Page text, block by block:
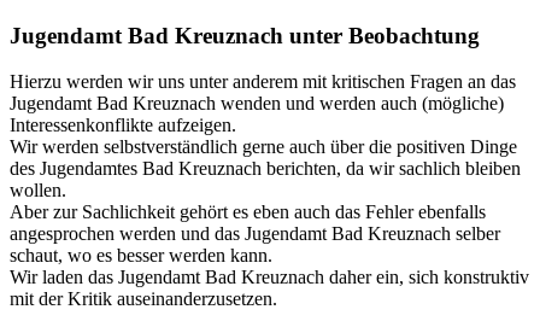
Jugendamt Bad Kreuznach unter Beobachtung
Hierzu werden wir uns unter anderem mit kritischen Fragen an das
Jugendamt Bad Kreuznach wenden und werden auch (mögliche)
Interessenkonflikte aufzeigen.
Wir werden selbstverständlich gerne auch über die positiven Dinge
des Jugendamtes Bad Kreuznach berichten, da wir sachlich bleiben
wollen.
Aber zur Sachlichkeit gehört es eben auch das Fehler ebenfalls
angesprochen werden und das Jugendamt Bad Kreuznach selber
schaut, wo es besser werden kann.
Wir laden das Jugendamt Bad Kreuznach daher ein, sich konstruktiv
mit der Kritik auseinanderzusetzen.